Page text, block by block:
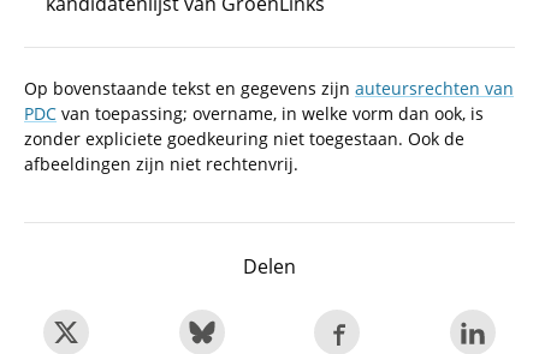
Op bovenstaande tekst en gegevens zijn auteursrechten van
PDC van toepassing; overname, in welke vorm dan ook, is
zonder expliciete goedkeuring niet toegestaan. Ook de
afbeeldingen zijn niet rechtenvrij.
Delen